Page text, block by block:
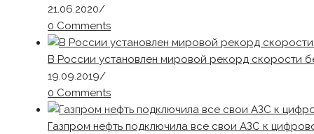
21.06.2020/
0 Comments
В России установлен мировой рекорд скорости
19.09.2019/
0 Comments
Газпром нефть подключила все свои АЗС к